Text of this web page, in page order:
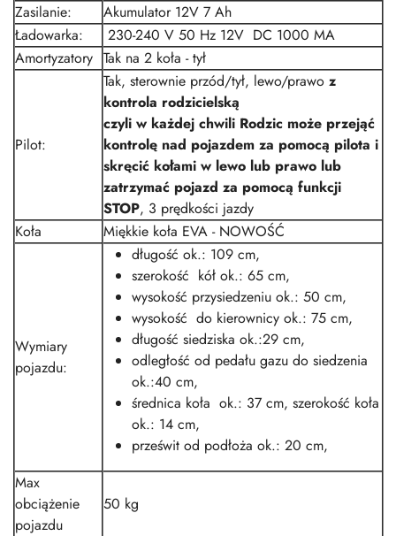
Zasilanie:
Akumulator 12V 7 Ah
Ładowarka:
230-240 V 50 Hz 12V DC 1000 MA
Amortyzatory Tak na 2 koła - tył
Pilot:
Tak, sterownie przód/tył, lewo/prawoz
kontrola rodzicielską
czyli w każdej chwili Rodzic może przejąć
kontrolę nad pojazdem za pomocą pilota i
skręcić kołami w lewo lub prawo lub
zatrzymać pojazd za pomocą funkcji
STOP, 3 prędkości jazdy
Koła
Miękkie koła EVA - NOWOŚĆ
Wymiary
pojazdu:
długość ok.: 109 cm,
szerokość kół ok.: 65 cm,
wysokość przysiedzeniu ok.: 50 cm,
wysokość do kierownicy ok.: 75 cm,
długość siedziska ok.:29 cm,
odległość od pedału gazu do siedzenia
ok.:40 cm,
średnica koła ok.: 37 cm, szerokość koła
ok.: 14 cm,
prześwit od podłoża ok.: 20 cm,
Max
obciążenie
pojazdu
50 kg